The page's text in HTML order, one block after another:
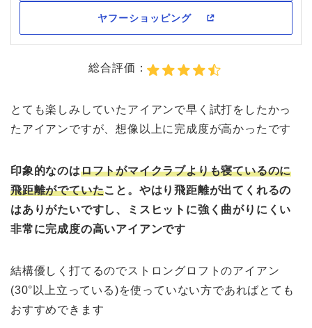
総合評価：
とても楽しみしていたアイアンで早く試打をしたかっ
たアイアンですが、想像以上に完成度が高かったです
印象的なのはロフトがマイクラブよりも寝ているのに
飛距離がでていたこと。やはり飛距離が出てくれるの
はありがたいですし、ミスヒットに強く曲がりにくい
非常に完成度の高いアイアンです
結構優しく打てるのでストロングロフトのアイアン
(30°以上立っている)を使っていない方であればとても
おすすめできます